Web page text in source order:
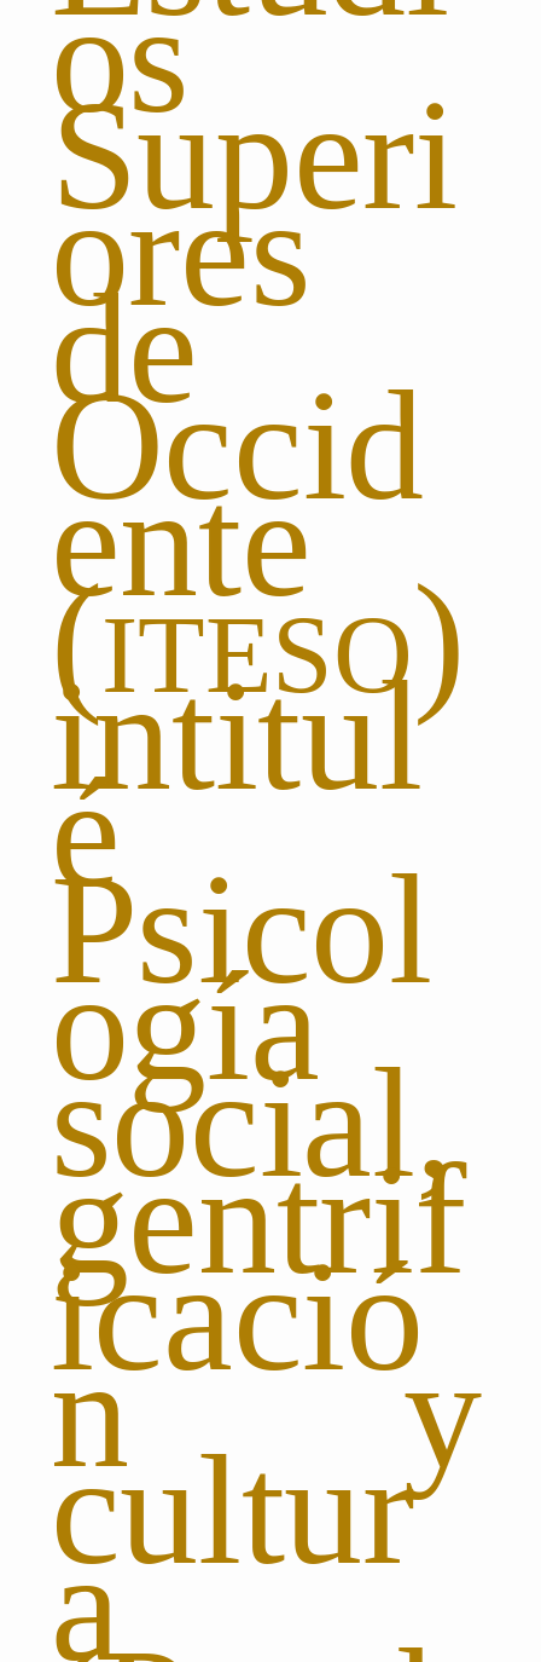
os
Superi
ores
de
Occid
ente
(iteso)
intitul
é
Psicol
ogía
social,
gentrif
icació
n y
cultur
a